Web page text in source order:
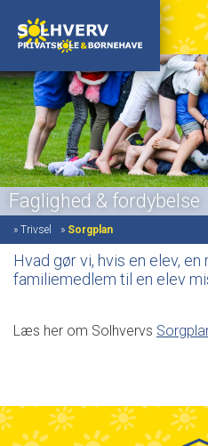
Faglighed & fordybelse
» Trivsel » Sorgplan
Hvad gør vi, hvis en elev,
familiemedlem til en elev
Læs her om Solhvervs